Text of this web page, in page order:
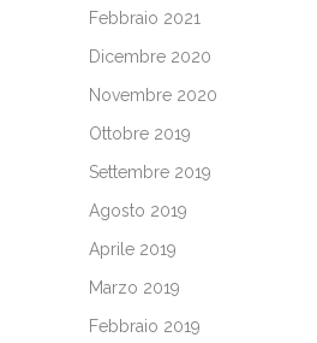
Febbraio 2021
Dicembre 2020
Novembre 2020
Ottobre 2019
Settembre 2019
Agosto 2019
Aprile 2019
Marzo 2019
Febbraio 2019